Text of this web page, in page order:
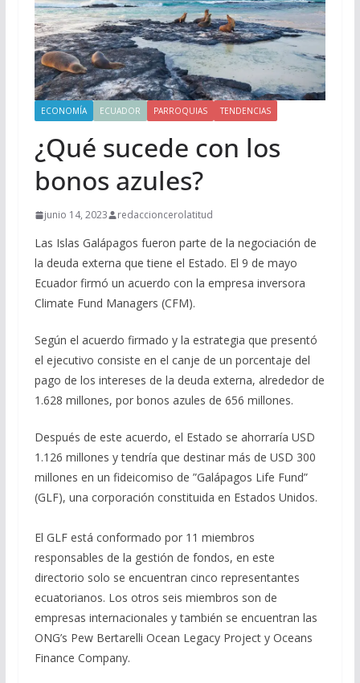
ECONOMÍA ECUADOR PARROQUIAS TENDENCIAS
¿Qué sucede con los
bonos azules?
junio 14, 2023 redaccioncerolatitud
Las Islas Galápagos fueron parte de la negociación de
la deuda externa que tiene el Estado. El 9 de mayo
Ecuador firmó un acuerdo con la empresa inversora
Climate Fund Managers (CFM).
Según el acuerdo firmado y la estrategia que presentó
el ejecutivo consiste en el canje de un porcentaje del
pago de los intereses de la deuda externa, alrededor de
1.628 millones, por bonos azules de 656 millones.
Después de este acuerdo, el Estado se ahorraría USD
1.126 millones y tendría que destinar más de USD 300
millones en un fideicomiso de ”Galápagos Life Fund”
(GLF), una corporación constituida en Estados Unidos.
El GLF está conformado por 11 miembros
responsables de la gestión de fondos, en este
directorio solo se encuentran cinco representantes
ecuatorianos. Los otros seis miembros son de
empresas internacionales y también se encuentran las
ONG’s Pew Bertarelli Ocean Legacy Project y Oceans
Finance Company.